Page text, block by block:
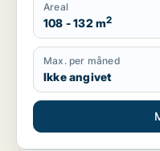
Areal
108 - 132 m2
Max. per måned
Ikke angivet